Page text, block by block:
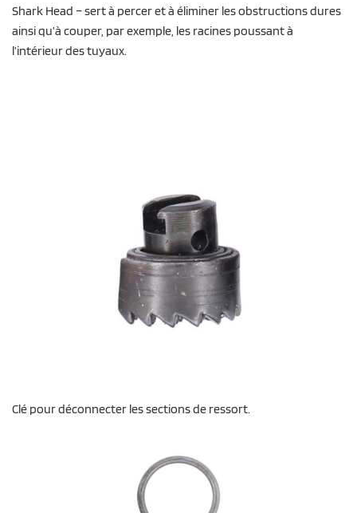
Shark Head – sert à percer et à éliminer les obstructions dures
ainsi qu’à couper, par exemple, les racines poussant à
l’intérieur des tuyaux.
Clé pour déconnecter les sections de ressort.